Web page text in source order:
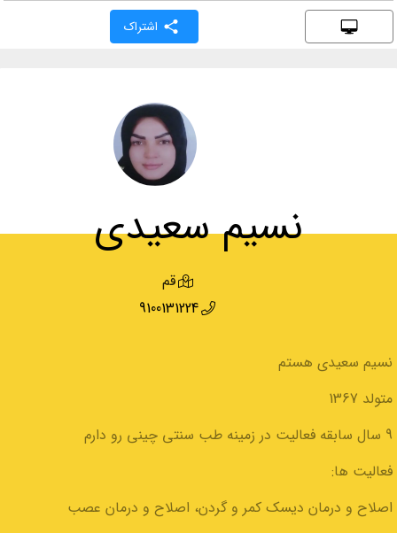
اشتراک
نسیم سعیدی
قم
9100131224
نسیم سعیدی هستم
متولد 1367
فعالیت ها:
اصلاح و درمان دیسک کمر و گردن، اصلاح و درمان عصب